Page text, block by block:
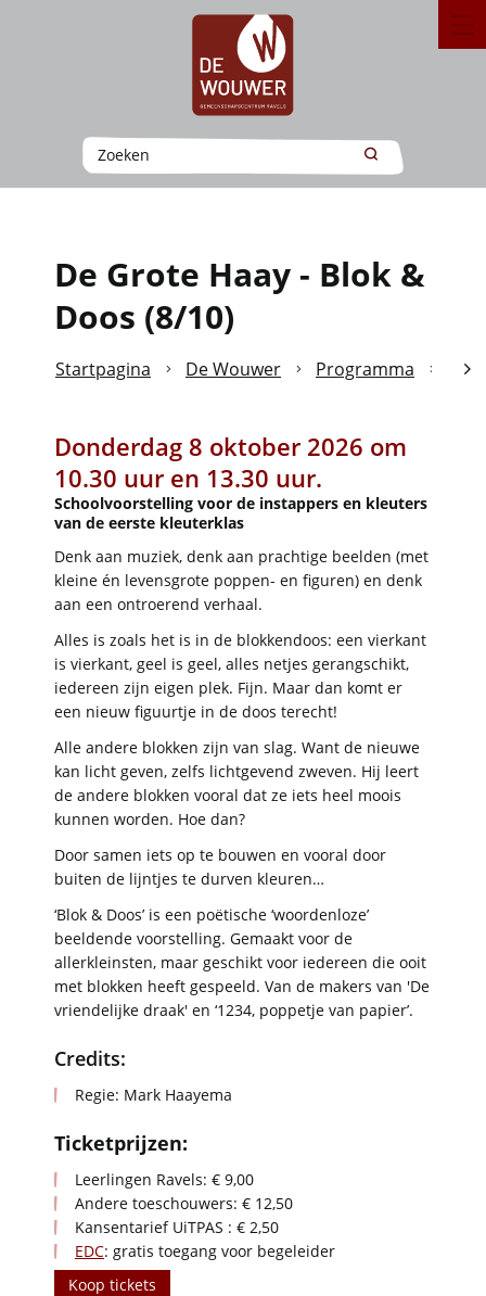
Naar
inhoud
Wat
zoek
je?
Zoeken
De Grote Haay - Blok &
Doos (8/10)
Startpagina De Wouwer Programma
Donderdag 8 oktober 2026 om
10.30 uur en 13.30 uur.
Schoolvoorstelling voor de instappers en kleuters
van de eerste kleuterklas
Denk aan muziek, denk aan prachtige beelden (met
kleine én levensgrote poppen- en figuren) en denk
aan een ontroerend verhaal.
Alles is zoals het is in de blokkendoos: een vierkant
is vierkant, geel is geel, alles netjes gerangschikt,
iedereen zijn eigen plek. Fijn. Maar dan komt er
een nieuw figuurtje in de doos terecht!
Alle andere blokken zijn van slag. Want de nieuwe
kan licht geven, zelfs lichtgevend zweven. Hij leert
de andere blokken vooral dat ze iets heel moois
kunnen worden. Hoe dan?
Door samen iets op te bouwen en vooral door
buiten de lijntjes te durven kleuren…
‘Blok & Doos’ is een poëtische ‘woordenloze’
beeldende voorstelling. Gemaakt voor de
allerkleinsten, maar geschikt voor iedereen die ooit
met blokken heeft gespeeld. Van de makers van 'De
vriendelijke draak' en ‘1234, poppetje van papier’.
Credits:
Regie: Mark Haayema
Ticketprijzen:
Leerlingen Ravels: € 9,00
Andere toeschouwers: € 12,50
Kansentarief UiTPAS : € 2,50
EDC: gratis toegang voor begeleider
Koop tickets